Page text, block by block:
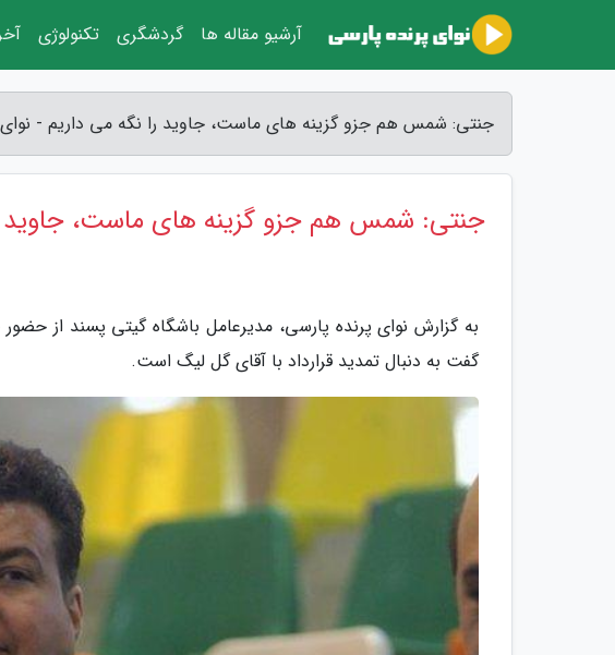
جنتی: شمس هم جزو گزینه های ماست، جاوید را نگه می داریم - نوای
جنتی: شمس هم جزو گزینه های ماست، جاوید
به گزارش نوای پرنده پارسی، مدیرعامل باشگاه گیتی پسند از
گفت به دنبال تمدید قرارداد با آقای گل لیگ است.
آرشیو مقاله ها گردشگری تکنولوژی